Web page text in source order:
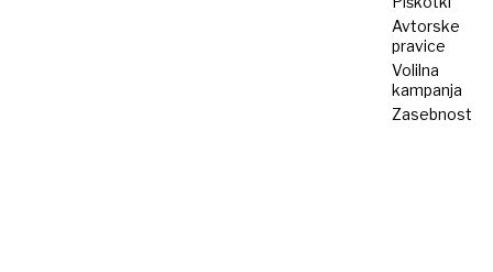
Avtorske
pravice
Volilna
kampanja
Zasebnost